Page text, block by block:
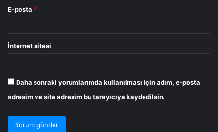
E-posta *
İnternet sitesi
Daha sonraki yorumlarımda kullanılması için adım, e-posta
adresim ve site adresim bu tarayıcıya kaydedilsin.